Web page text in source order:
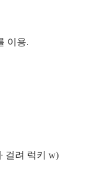
이용.
걸려 럭키 w)